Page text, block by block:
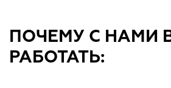
ПОЧЕМУ С НАМИ
РАБОТАТЬ: